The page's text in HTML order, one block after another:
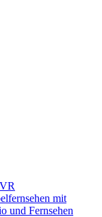
mit
und Fernsehen